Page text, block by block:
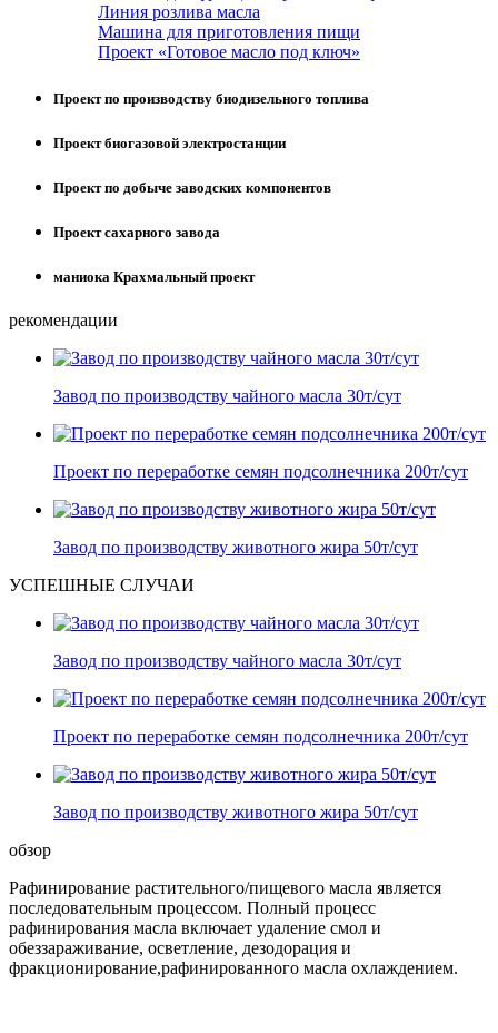
Линия розлива масла
Машина для приготовления пищи
Проект «Готовое масло под ключ»
Проект по производству биодизельного топлива
Проект биогазовой электростанции
Проект по добыче заводских компонентов
Проект сахарного завода
маниока Крахмальный проект
рекомендации
Завод по производству чайного масла 30т/сут
Проект по переработке семян подсолнечника 200т/сут
Завод по производству животного жира 50т/сут
УСПЕШНЫЕ СЛУЧАИ
Завод по производству чайного масла 30т/сут
Проект по переработке семян подсолнечника 200т/сут
Завод по производству животного жира 50т/сут
обзор
Рафинирование растительного/пищевого масла является
последовательным процессом. Полный процесс
рафинирования масла включает удаление смол и
обеззараживание, осветление, дезодорация и
фракционирование,рафинированного масла охлаждением.